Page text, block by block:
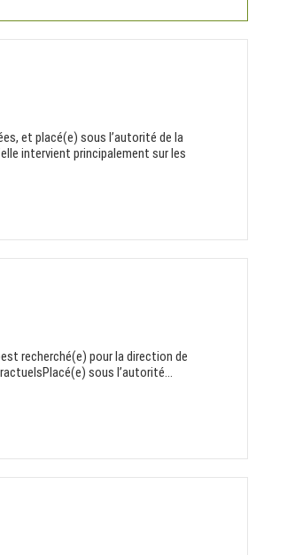
et placé(e) sous l’autorité de la
intervient principalement sur les
recherché(e) pour la direction de
sous l’autorité...